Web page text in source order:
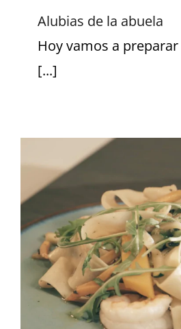
Alubias de la abuela
Hoy vamos a
[...]
Pasta con
pescado